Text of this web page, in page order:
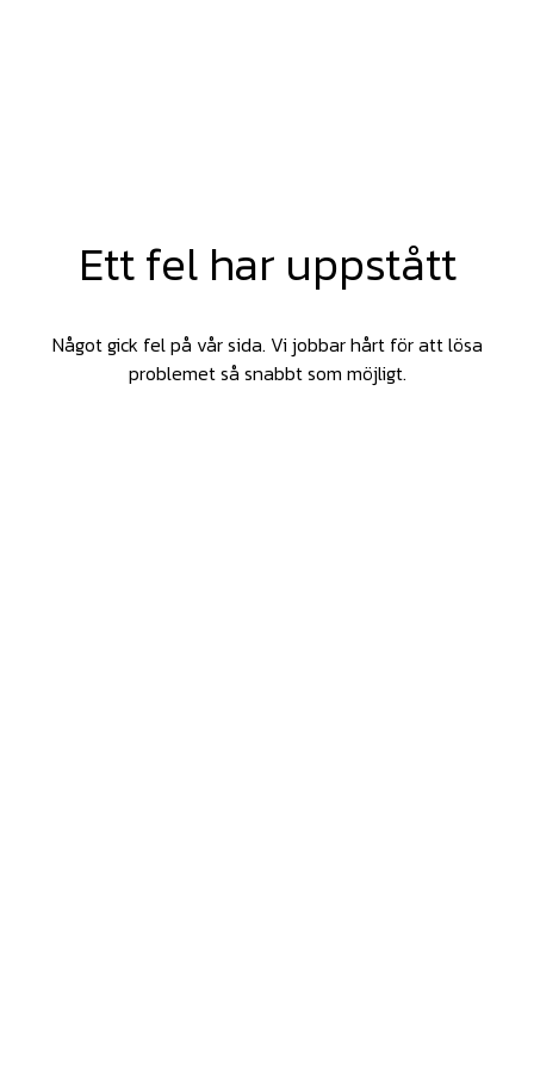
Ett fel har uppstått
Något gick fel på vår sida. Vi jobbar hårt för att lösa
problemet så snabbt som möjligt.